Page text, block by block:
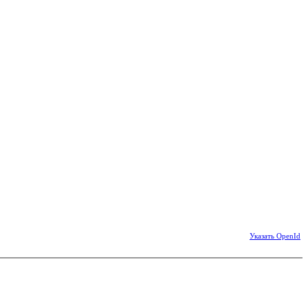
Указать OpenId